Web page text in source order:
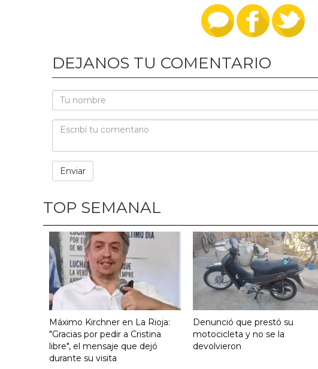
DEJANOS TU COMENTARIO
TOP SEMANAL
Máximo Kirchner en La Rioja:
"Gracias por pedir a Cristina
libre", el mensaje que dejó
durante su visita
Denunció que prestó su
motocicleta y no se la
devolvieron